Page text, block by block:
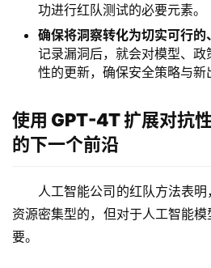
功进行红队测试的必要元素。
确保将洞察转化为切实可行的
记录漏洞后，就会对模型、
性的更新，确保安全策略与新
使用 GPT-4T 扩展对抗
的下一个前沿
人工智能公司的红队方法表
资源密集型的，但对于人工智能
要。